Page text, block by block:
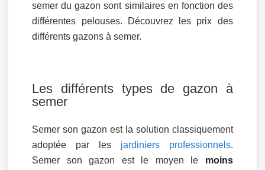
semer du gazon sont similaires en fonction des
différentes pelouses. Découvrez les prix des
différents gazons à semer.
Les différents types de gazon à
semer
Semer son gazon est la solution classiquement
adoptée par les jardiniers professionnels.
Semer son gazon est le moyen le moins